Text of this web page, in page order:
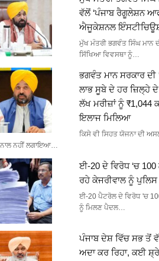
ਵੱਲੋਂ ‘ਪੰਜਾਬ ਰੈਗੂਲੇਸ਼ਨ
ਐਜੂਕੇਸ਼ਨਲ
ਮੁੱਖ ਮੰਤਰੀ ਭਗਵੰਤ ਸਿੰਘ ਮਾਨ
ਸਿੱਖਿਆ ਵਿਵਸਥਾ ਨੂੰ…
ਭਗਵੰਤ ਮਾਨ ਸਰਕਾਰ ਦੀ
ਲਾਭ ਸੂਬੇ ਦੇ ਹਰ ਜ਼ਿਲ੍ਹੇ
ਲੱਖ ਮਰੀਜ਼ਾਂ ਨੂੰ
ਇਲਾਜ ਮਿਲਿਆ
ਕਿਸੇ ਵੀ ਸਿਹਤ ਯੋਜਨਾ ਦੀ
ਨਾਲ ਨਹੀਂ ਲਗਾਇਆ…
ਈ-20 ਦੇ ਵਿਰੋਧ ‘ਚ
ਰਹੇ ਕੇਜਰੀਵਾਲ ਨੂੰ
ਈ-20 ਪੈਟਰੋਲ ਦੇ ਵਿਰੋਧ 'ਚ
ਨੂੰ ਮਿਲਣ ਪੈਦਲ…
ਪੰਜਾਬ ਦੇਸ਼ ਵਿੱਚ ਸਭ ਤੋਂ
ਅਦਾ ਕਰ ਰਿਹਾ, ਕਈ